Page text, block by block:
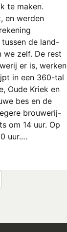
te maken.
en werden
de land-
we zelf. De rest
er is, werken
in een 360-tal
Oude Kriek en
bes en de
brouwerij-
om 14 uur. Op
uur.…